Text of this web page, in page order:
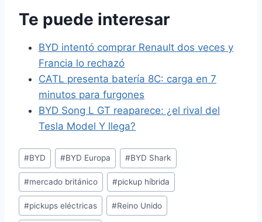
Te puede interesar
BYD intentó comprar Renault dos veces y
Francia lo rechazó
CATL presenta batería 8C: carga en 7
minutos para furgones
BYD Song L GT reaparece: ¿el rival del
Tesla Model Y llega?
Etiquetas
de
la
entrada:
#BYD #BYD Europa #BYD Shark
#mercado británico #pickup híbrida
#pickups eléctricas #Reino Unido